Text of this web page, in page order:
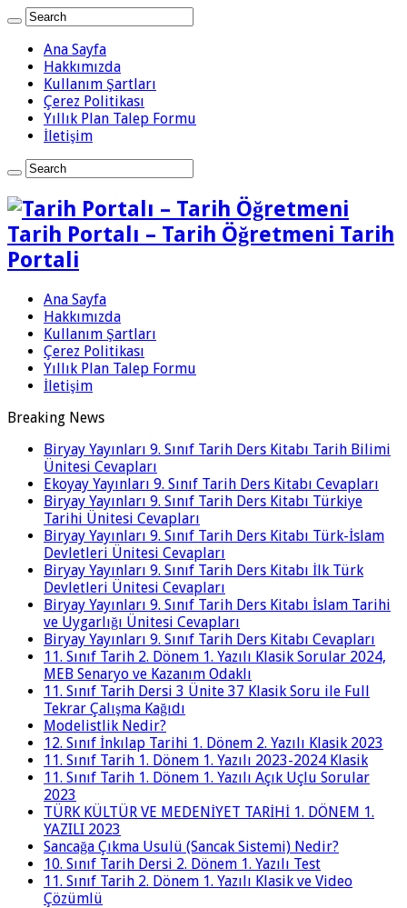
Ana Sayfa
Hakkımızda
Kullanım Şartları
Çerez Politikası
Yıllık Plan Talep Formu
İletişim
Tarih Portalı – Tarih Öğretmeni Tarih
Portali
Ana Sayfa
Hakkımızda
Kullanım Şartları
Çerez Politikası
Yıllık Plan Talep Formu
İletişim
Breaking News
Biryay Yayınları 9. Sınıf Tarih Ders Kitabı Tarih Bilimi
Ünitesi Cevapları
Ekoyay Yayınları 9. Sınıf Tarih Ders Kitabı Cevapları
Biryay Yayınları 9. Sınıf Tarih Ders Kitabı Türkiye
Tarihi Ünitesi Cevapları
Biryay Yayınları 9. Sınıf Tarih Ders Kitabı Türk-İslam
Devletleri Ünitesi Cevapları
Biryay Yayınları 9. Sınıf Tarih Ders Kitabı İlk Türk
Devletleri Ünitesi Cevapları
Biryay Yayınları 9. Sınıf Tarih Ders Kitabı İslam Tarihi
ve Uygarlığı Ünitesi Cevapları
Biryay Yayınları 9. Sınıf Tarih Ders Kitabı Cevapları
11. Sınıf Tarih 2. Dönem 1. Yazılı Klasik Sorular 2024,
MEB Senaryo ve Kazanım Odaklı
11. Sınıf Tarih Dersi 3 Ünite 37 Klasik Soru ile Full
Tekrar Çalışma Kağıdı
Modelistlik Nedir?
12. Sınıf İnkılap Tarihi 1. Dönem 2. Yazılı Klasik 2023
11. Sınıf Tarih 1. Dönem 1. Yazılı 2023-2024 Klasik
11. Sınıf Tarih 1. Dönem 1. Yazılı Açık Uçlu Sorular
2023
TÜRK KÜLTÜR VE MEDENİYET TARİHİ 1. DÖNEM 1.
YAZILI 2023
Sancağa Çıkma Usulü (Sancak Sistemi) Nedir?
10. Sınıf Tarih Dersi 2. Dönem 1. Yazılı Test
11. Sınıf Tarih 2. Dönem 1. Yazılı Klasik ve Video
Çözümlü